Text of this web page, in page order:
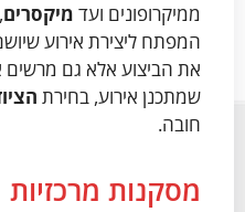
ממיקרופונים ועד מיקסרים
המפתח ליצירת אירוע
את הביצוע אלא גם מרשים
שמתכנן אירוע, בחירת
חובה.
מסקנות מרכזיות